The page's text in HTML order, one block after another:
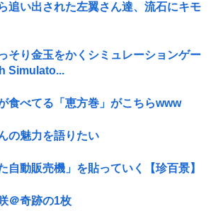
追い出された左翼さん達、流石にキモ
そり金玉をかくシミュレーションゲー
Simulato...
食べてる「恵方巻」がこちらwww
の魅力を語りたい
自動販売機」を貼っていく【珍百景】
＠奇跡の1枚